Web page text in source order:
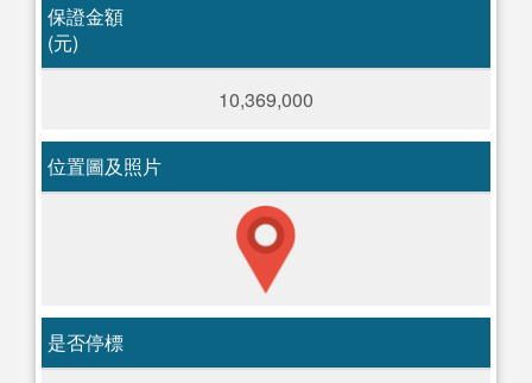
保證金額
(元)
10,369,000
位置圖及照片
是否停標